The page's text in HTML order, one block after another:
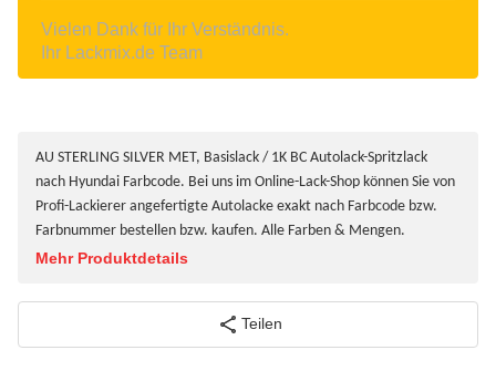
Vielen Dank für Ihr Verständnis.
Ihr Lackmix.de Team
AU STERLING SILVER MET, Basislack / 1K BC Autolack-Spritzlack
nach Hyundai Farbcode. Bei uns im Online-Lack-Shop können Sie von
Profi-Lackierer angefertigte Autolacke exakt nach Farbcode bzw.
Farbnummer bestellen bzw. kaufen. Alle Farben & Mengen.
Mehr Produktdetails
Teilen